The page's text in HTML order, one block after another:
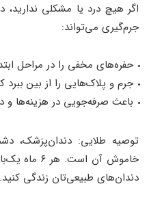
اگر هیچ درد یا مشکلی ندارید،
جرم‌گیری می‌تواند:
حفره‌های مخفی را در مراحل
جرم و پلاک‌هایی را از بین ببرد
باعث صرفه‌جویی در هزینه‌ها و
توصیه طلایی: دندان‌پزشک،
خاموش آن
دندان‌های طبیعی‌تان زندگی کنید.